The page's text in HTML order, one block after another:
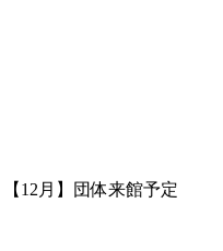
【12月】団体来館予定